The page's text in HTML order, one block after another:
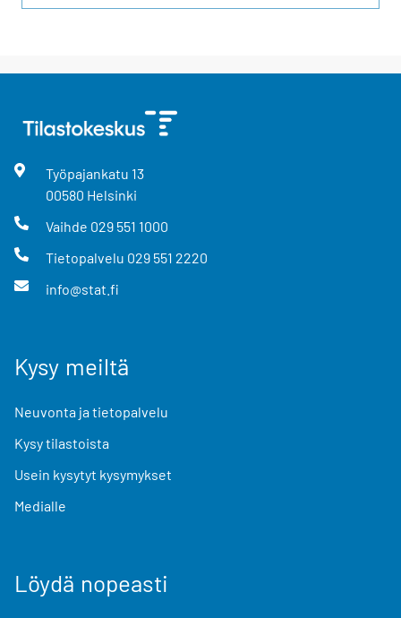
Työpajankatu 13
00580 Helsinki
Vaihde 029 551 1000
Tietopalvelu 029 551 2220
info@stat.fi
Kysy meiltä
Neuvonta ja tietopalvelu
Kysy tilastoista
Usein kysytyt kysymykset
Medialle
Löydä nopeasti